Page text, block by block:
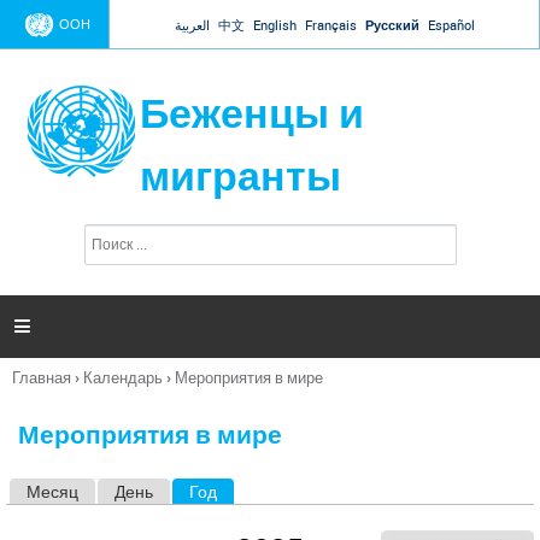
Jump to navigation
ООН العربية 中文 English Français Русский Español
Беженцы и
мигранты
п
и

Вы
Главная › Календарь › Мероприятия в мире
Мероприятия в мире
Месяц День Год